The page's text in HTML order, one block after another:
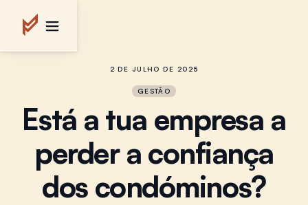
2 DE JULHO DE 2025
GESTÃO
Está a tua empresa a
perder a confiança
dos condóminos?